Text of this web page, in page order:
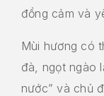
đồng cảm và
Mùi hương có
đà, ngọt ngào
nước” và chủ